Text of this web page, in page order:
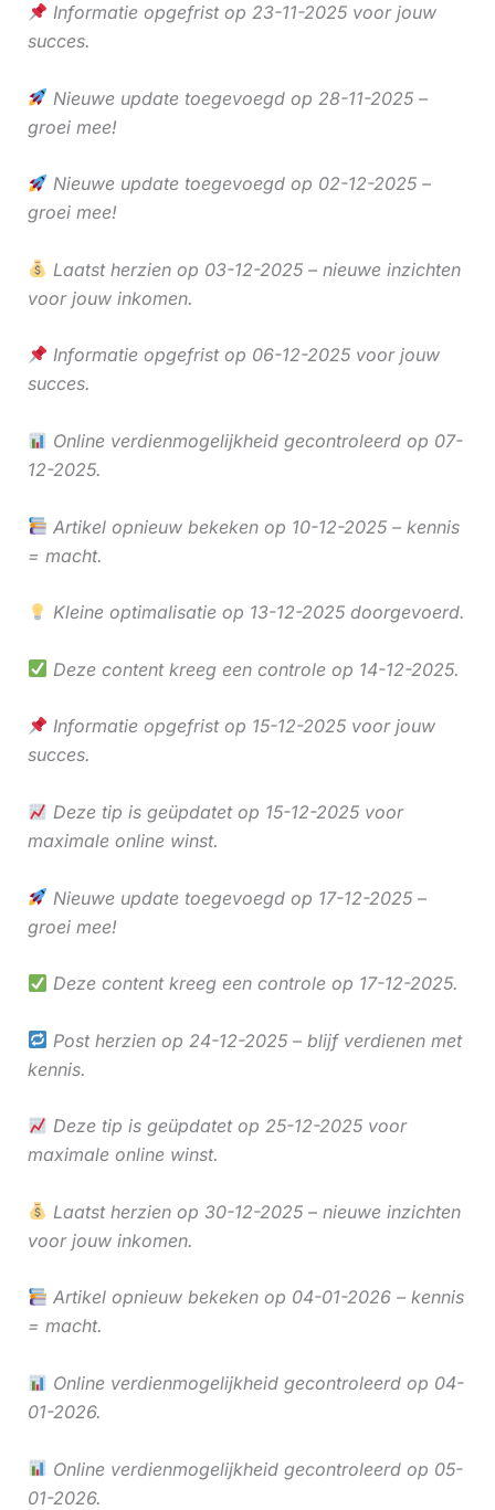
Informatie opgefrist op 23-11-2025 voor jouw
succes.
Nieuwe update toegevoegd op 28-11-2025 –
groei mee!
Nieuwe update toegevoegd op 02-12-2025 –
groei mee!
Laatst herzien op 03-12-2025 – nieuwe inzichten
voor jouw inkomen.
Informatie opgefrist op 06-12-2025 voor jouw
succes.
Online verdienmogelijkheid gecontroleerd op 07-
12-2025.
Artikel opnieuw bekeken op 10-12-2025 – kennis
= macht.
Kleine optimalisatie op 13-12-2025 doorgevoerd.
Deze content kreeg een controle op 14-12-2025.
Informatie opgefrist op 15-12-2025 voor jouw
succes.
Deze tip is geüpdatet op 15-12-2025 voor
maximale online winst.
Nieuwe update toegevoegd op 17-12-2025 –
groei mee!
Deze content kreeg een controle op 17-12-2025.
Post herzien op 24-12-2025 – blijf verdienen met
kennis.
Deze tip is geüpdatet op 25-12-2025 voor
maximale online winst.
Laatst herzien op 30-12-2025 – nieuwe inzichten
voor jouw inkomen.
Artikel opnieuw bekeken op 04-01-2026 – kennis
= macht.
Online verdienmogelijkheid gecontroleerd op 04-
01-2026.
Online verdienmogelijkheid gecontroleerd op 05-
01-2026.